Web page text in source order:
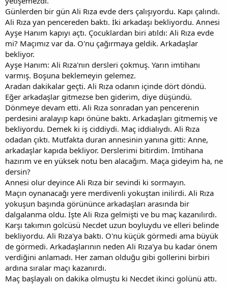
Günlerden bir gün Ali Rıza evde ders çalışıyordu. Kapı çalındı.
Ali Rıza yan pencereden baktı. İki arkadaşı bekliyordu. Annesi
Ayşe Hanım kapıyı açtı. Çocuklardan biri atıldı: Ali Rıza evde
mi? Maçımız var da. O'nu çağırmaya geldik. Arkadaşlar
bekliyor.
Ayşe Hanım: Ali Rıza'nın dersleri çokmuş. Yarın imtihanı
varmış. Boşuna beklemeyin gelemez.
Aradan dakikalar geçti. Ali Rıza odanın içinde dört döndü.
Eğer arkadaşlar gitmezse ben giderim, diye düşündü.
Dönmeye devam etti. Ali Rıza sonradan yan pencerenin
perdesini aralayıp kapı önüne baktı. Arkadaşları gitmemiş ve
bekliyordu. Demek ki iş ciddiydi. Maç iddialıydı. Ali Rıza
odadan çıktı. Mutfakta duran annesinin yanına gitti: Anne,
arkadaşlar kapıda bekliyor. Derslerimi bitirdim. İmtihana
hazırım ve en yüksek notu ben alacağım. Maça gideyim ha, ne
dersin?
Annesi olur deyince Ali Rıza bir sevindi ki sormayın.
Maçın oynanacağı yere merdivenli yokuştan inilirdi. Ali Rıza
yokuşun başında görününce arkadaşları arasında bir
dalgalanma oldu. İşte Ali Rıza gelmişti ve bu maç kazanılırdı.
Karşı takımın golcüsü Necdet uzun boyluydu ve elleri belinde
bekliyordu. Ali Rıza'ya baktı. O'nu küçük görmedi ama büyük
de görmedi. Arkadaşlarının neden Ali Rıza'ya bu kadar önem
verdiğini anlamadı. Her zaman olduğu gibi gollerini birbiri
ardına sıralar maçı kazanırdı.
Maç başlayalı on dakika olmuştu ki Necdet ikinci golünü attı.